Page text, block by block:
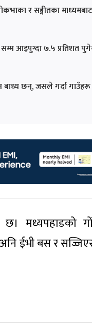
र सङ्गीतका
सम्म आइपुग्दा ७.५ प्रतिशत
बाध्य छन्, जसले गर्दा
मध्यपहाडको
ईभी बस र